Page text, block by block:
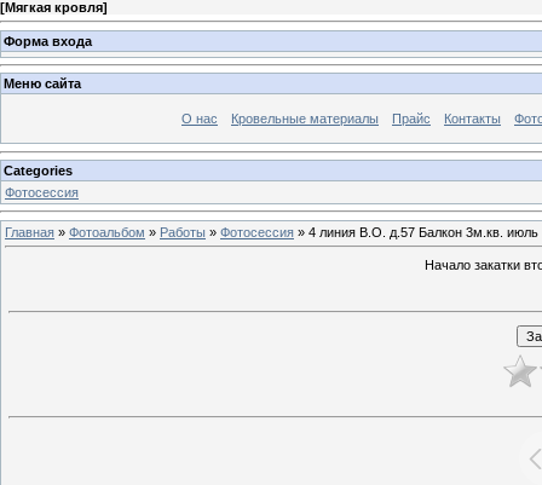
[Мягкая кровля]
Форма входа
Меню сайта
О нас Кровельные материалы Прайс Контакты
Categories
Фотосессия
Главная » Фотоальбом » Работы » Фотосессия » 4 линия В.О. д.57 Балкон 3м.кв. июль
Начало закатки